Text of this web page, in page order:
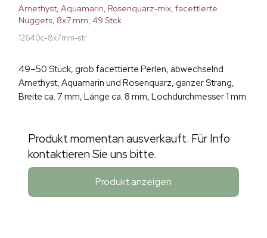
Amethyst, Aquamarin, Rosenquarz-mix, facettierte
Nuggets, 8x7 mm, 49 Stck
12640c-8x7mm-str
49–50 Stück, grob facettierte Perlen, abwechselnd
Amethyst, Aquamarin und Rosenquarz, ganzer Strang,
Breite ca. 7 mm, Länge ca. 8 mm, Lochdurchmesser 1 mm.
Produkt momentan ausverkauft. Für Info
kontaktieren Sie uns bitte.
Produkt anzeigen